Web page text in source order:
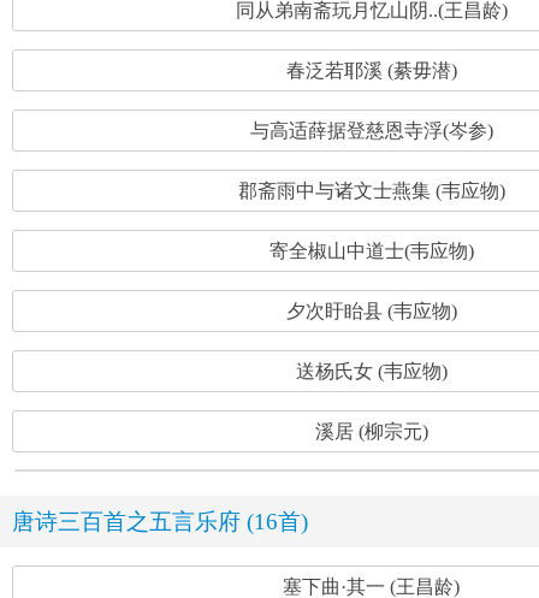
同从弟南斋玩月忆山阴..(王昌龄)
春泛若耶溪 (綦毋潜)
与高适薛据登慈恩寺浮(岑参)
郡斋雨中与诸文士燕集 (韦应物)
寄全椒山中道士(韦应物)
夕次盱眙县 (韦应物)
送杨氏女 (韦应物)
溪居 (柳宗元)
唐诗三百首之五言乐府 (16首)
塞下曲·其一 (王昌龄)